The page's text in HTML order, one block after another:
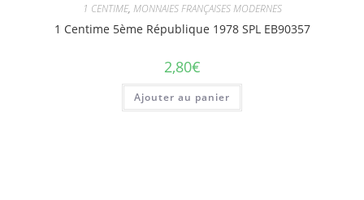
1 CENTIME, MONNAIES FRANÇAISES MODERNES
1 Centime 5ème République 1978 SPL EB90357
2,80€
Ajouter au panier